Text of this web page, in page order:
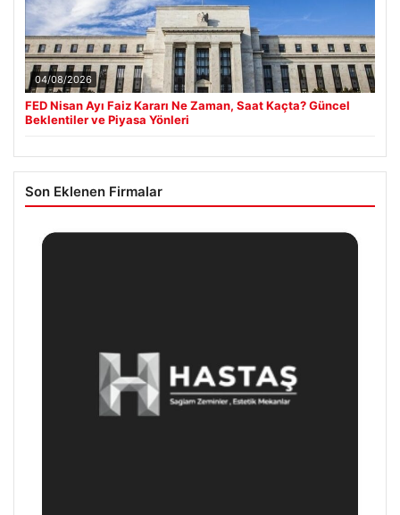
04/08/2026
FED Nisan Ayı Faiz Kararı Ne Zaman, Saat Kaçta? Güncel
Beklentiler ve Piyasa Yönleri
Son Eklenen Firmalar